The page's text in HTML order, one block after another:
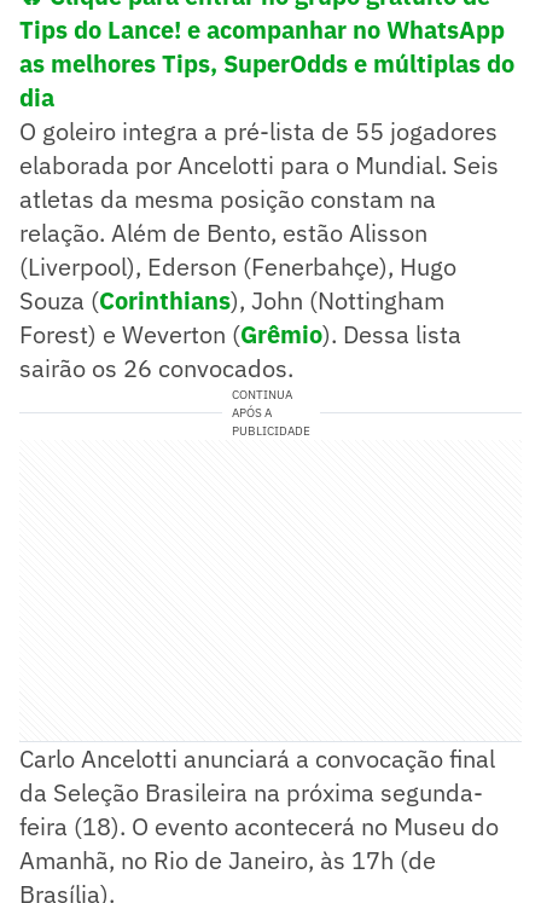
Tips do Lance! e acompanhar no WhatsApp
as melhores Tips, SuperOdds e múltiplas do
dia
O goleiro integra a pré-lista de 55 jogadores
elaborada por Ancelotti para o Mundial. Seis
atletas da mesma posição constam na
relação. Além de Bento, estão Alisson
(Liverpool), Ederson (Fenerbahçe), Hugo
Souza (Corinthians), John (Nottingham
Forest) e Weverton (Grêmio). Dessa lista
sairão os 26 convocados.
CONTINUA
APÓS A
PUBLICIDADE
Carlo Ancelotti anunciará a convocação final
da Seleção Brasileira na próxima segunda-
feira (18). O evento acontecerá no Museu do
Amanhã, no Rio de Janeiro, às 17h (de
Brasília).